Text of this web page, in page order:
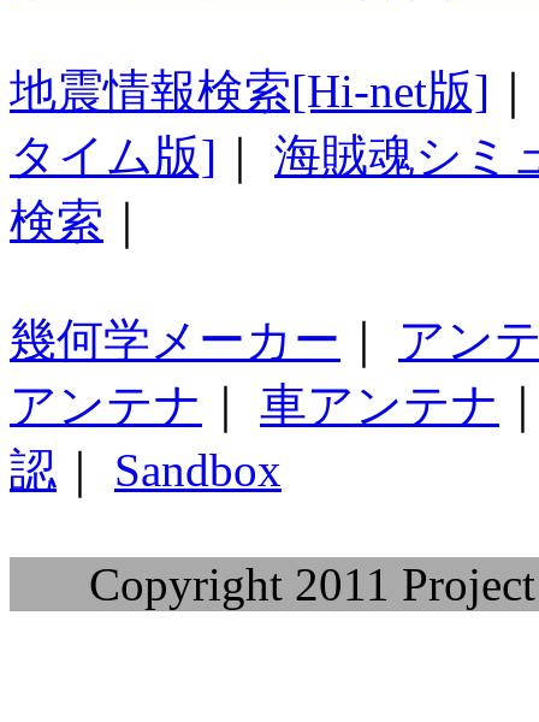
地震情報検索[Hi-net版]
タイム版]
海賊魂シミ
検索
幾何学メーカー
アン
アンテナ
車アンテナ
認
Sandbox
Copyright 2011